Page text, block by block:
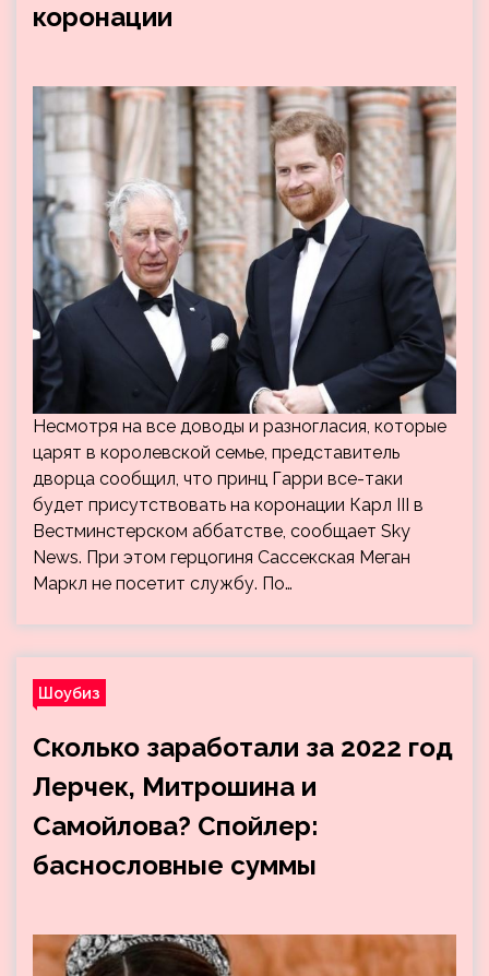
коронации
Несмотря на все доводы и разногласия, которые
царят в королевской семье, представитель
дворца сообщил, что принц Гарри все-таки
будет присутствовать на коронации Карл III в
Вестминстерском аббатстве, сообщает Sky
News. При этом герцогиня Сассекская Меган
Маркл не посетит службу. По…
Шоубиз
Сколько заработали за 2022 год
Лерчек, Митрошина и
Самойлова? Спойлер:
баснословные суммы